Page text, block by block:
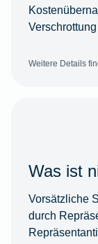
Weitere Details
Was ist
Vorsätzliche
durch